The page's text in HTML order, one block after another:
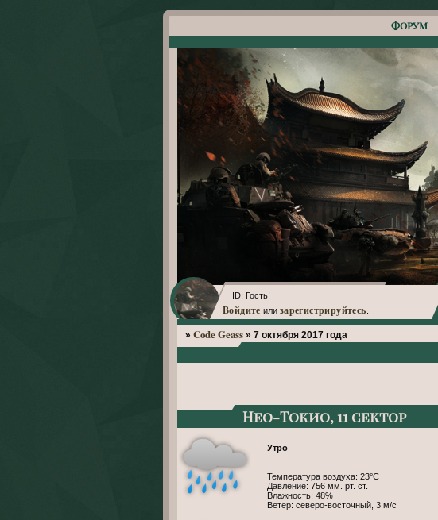
Форум
ID: Гость!
Войдите или зарегистрируйтесь
» Code Geass » 7 октября 2017 года
Нео-Токио, 11 сектор
Утро
Температура воздуха: 23°С
Давление: 756 мм. рт. ст.
Влажность: 48%
Ветер: северо-восточный, 3 м/с